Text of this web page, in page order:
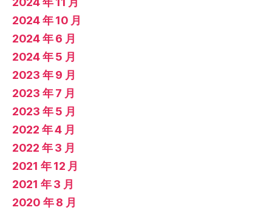
2024 年 10 月
2024 年 6 月
2024 年 5 月
2023 年 9 月
2023 年 7 月
2023 年 5 月
2022 年 4 月
2022 年 3 月
2021 年 12 月
2021 年 3 月
2020 年 8 月